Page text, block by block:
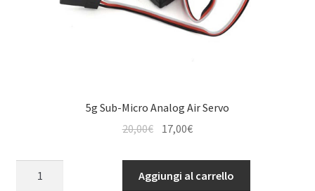
5g Sub-Micro Analog Air Servo
20,00€
originale
era:
17,00€Il
attuale
è:
Aggiungi al carrello